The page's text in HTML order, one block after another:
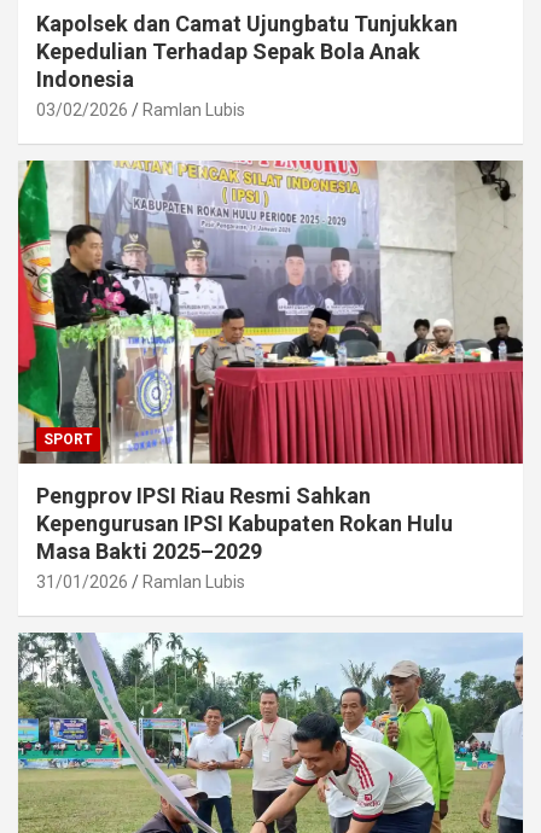
Kapolsek dan Camat Ujungbatu Tunjukkan
Kepedulian Terhadap Sepak Bola Anak
Indonesia
03/02/2026 Ramlan Lubis
SPORT
Pengprov IPSI Riau Resmi Sahkan
Kepengurusan IPSI Kabupaten Rokan Hulu
Masa Bakti 2025–2029
31/01/2026 Ramlan Lubis